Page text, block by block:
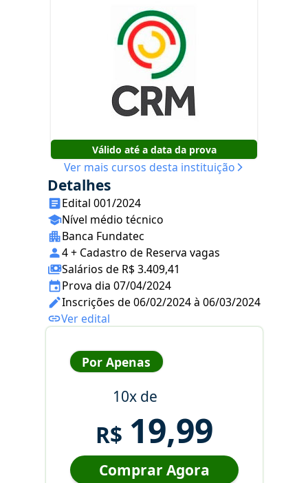
Válido até a data da prova
Ver mais cursos desta instituição
Detalhes
Edital 001/2024
Nível médio técnico
Banca Fundatec
4 + Cadastro de Reserva vagas
Salários de R$ 3.409,41
Prova dia 07/04/2024
Inscrições de 06/02/2024 à 06/03/2024
Ver edital
Por Apenas
10x de
R$ 19,99
Comprar Agora